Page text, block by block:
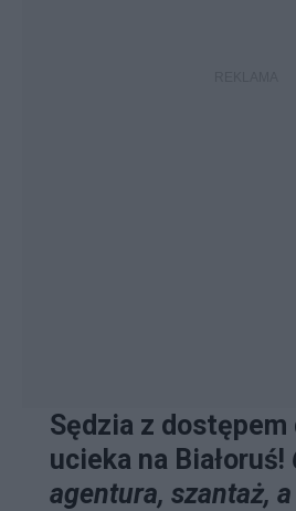
Sędzia z
ucieka na Białoruś!
agentura, szantaż,